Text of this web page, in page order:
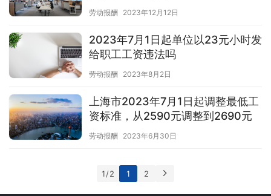
劳动报酬 2023年12月12日
2023年7月1日起单位以23元小时发
给职工工资违法吗
劳动报酬 2023年8月2日
上海市2023年7月1日起调整最低工
资标准，从2590元调整到2690元
劳动报酬 2023年6月30日
1 / 2 1 2